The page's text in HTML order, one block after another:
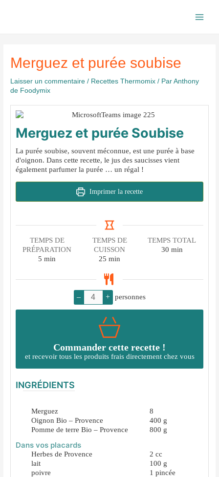
Merguez et purée soubise
Laisser un commentaire / Recettes Thermomix / ParAnthony
de Foodymix
Merguez et purée Soubise
La purée soubise, souvent méconnue, est une purée à base
d'oignon. Dans cette recette, le jus des saucisses vient
également parfumer la purée … un régal !
Imprimer la recette
TEMPS DE
PRÉPARATION
5 minutes
min
TEMPS DE
CUISSON
25 minutes
min
TEMPS TOTAL
30minutes
min
– + personnes
Commander cette recette !
et recevoir tous les produits frais directement chez vous
INGRÉDIENTS
Merguez
8
Oignon Bio – Provence
400 g
Pomme de terre Bio – Provence
800 g
Dans vos placards
Herbes de Provence 2 cc
lait
100 g
poivre
1 pincée